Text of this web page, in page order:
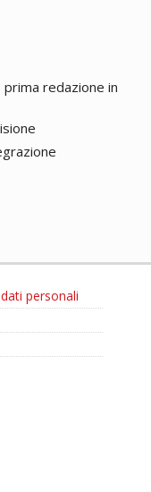
redazione in
personali